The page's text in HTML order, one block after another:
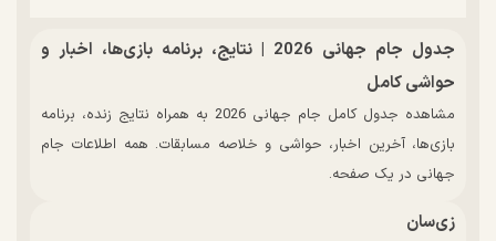
جدول جام جهانی 2026 | نتایج، برنامه بازی‌ها، اخبار و
حواشی کامل
مشاهده جدول کامل جام جهانی 2026 به همراه نتایج زنده، برنامه
بازی‌ها، آخرین اخبار، حواشی و خلاصه مسابقات. همه اطلاعات جام
جهانی در یک صفحه.
زی‌سان